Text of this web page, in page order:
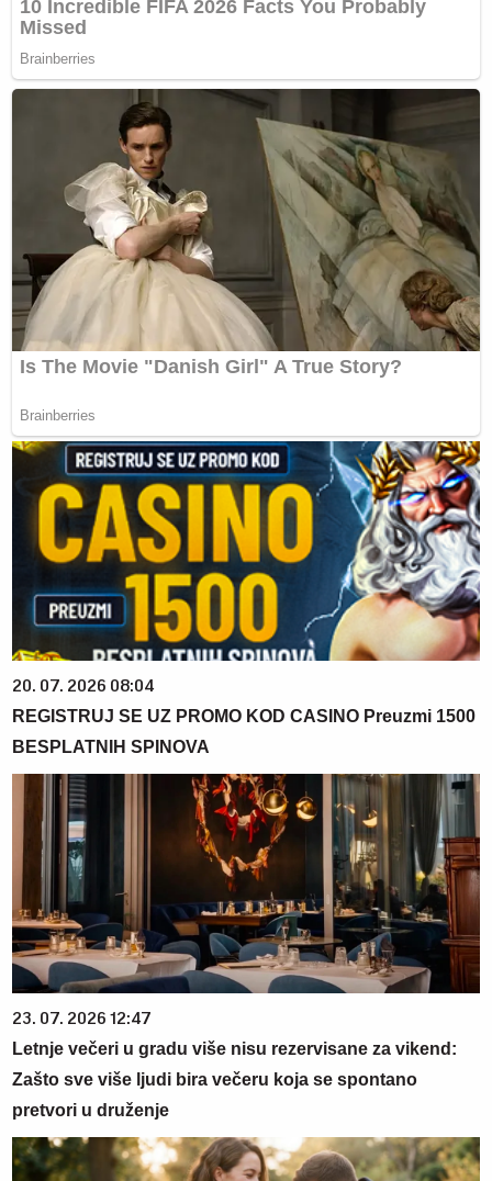
20. 07. 2026 08:04
REGISTRUJ SE UZ PROMO KOD CASINO Preuzmi 1500
BESPLATNIH SPINOVA
23. 07. 2026 12:47
Letnje večeri u gradu više nisu rezervisane za vikend:
Zašto sve više ljudi bira večeru koja se spontano
pretvori u druženje